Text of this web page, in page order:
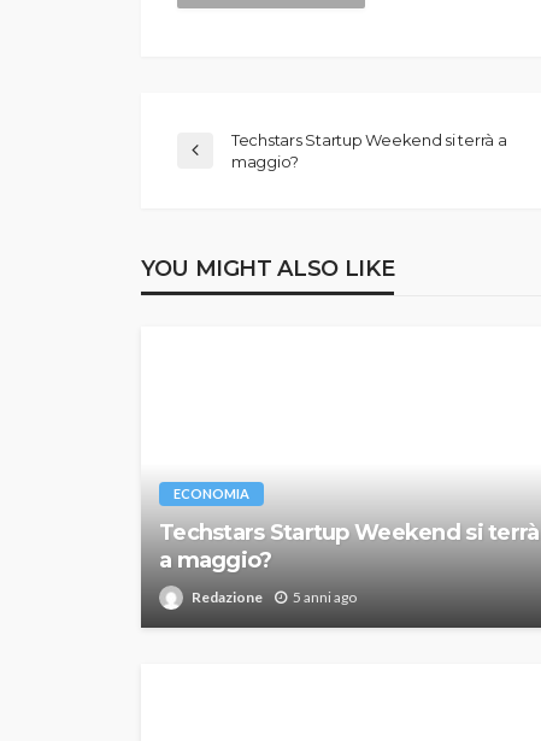
Techstars Startup Weekend si terrà a
maggio?
YOU MIGHT ALSO LIKE
ECONOMIA
Techstars Startup Weekend si terrà
a maggio?
Redazione 5 anni ago